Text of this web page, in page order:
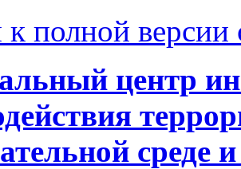
полной версии
центр
среде